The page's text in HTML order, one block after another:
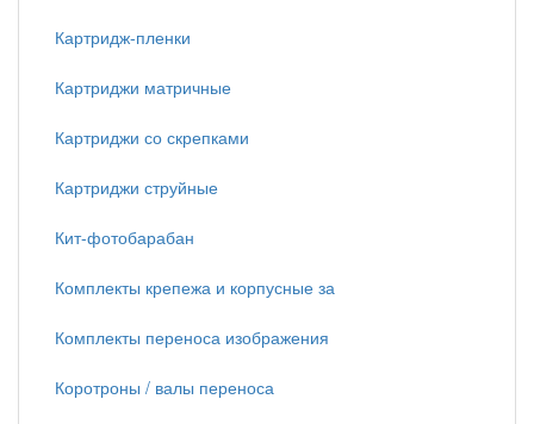
Картридж-пленки
Картриджи матричные
Картриджи со скрепками
Картриджи струйные
Кит-фотобарабан
Комплекты крепежа и корпусные за
Комплекты переноса изображения
Коротроны / валы переноса